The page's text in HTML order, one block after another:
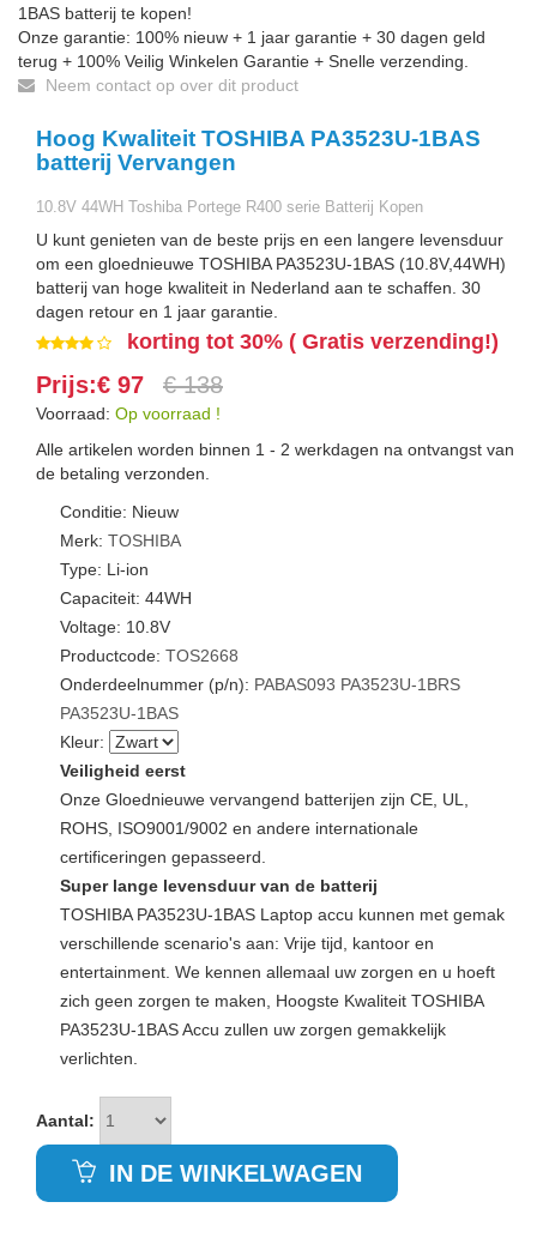
1BAS batterij te kopen!
Onze garantie: 100% nieuw + 1 jaar garantie + 30 dagen geld
terug + 100% Veilig Winkelen Garantie + Snelle verzending.
Neem contact op over dit product
Hoog Kwaliteit TOSHIBA PA3523U-1BAS
batterij Vervangen
10.8V 44WH Toshiba Portege R400 serie Batterij Kopen
U kunt genieten van de beste prijs en een langere levensduur
om een gloednieuwe TOSHIBA PA3523U-1BAS (10.8V,44WH)
batterij van hoge kwaliteit in Nederland aan te schaffen. 30
dagen retour en 1 jaar garantie.
korting tot 30% ( Gratis verzending!)
Prijs:€ 97 € 138
Voorraad: Op voorraad !
Alle artikelen worden binnen 1 - 2 werkdagen na ontvangst van
de betaling verzonden.
Conditie: Nieuw
Merk: TOSHIBA
Type: Li-ion
Capaciteit: 44WH
Voltage: 10.8V
Productcode: TOS2668
Onderdeelnummer (p/n): PABAS093 PA3523U-1BRS
PA3523U-1BAS
Kleur:
Veiligheid eerst
Onze Gloednieuwe vervangend batterijen zijn CE, UL,
ROHS, ISO9001/9002 en andere internationale
certificeringen gepasseerd.
Super lange levensduur van de batterij
TOSHIBA PA3523U-1BAS Laptop accu kunnen met gemak
verschillende scenario's aan: Vrije tijd, kantoor en
entertainment. We kennen allemaal uw zorgen en u hoeft
zich geen zorgen te maken, Hoogste Kwaliteit TOSHIBA
PA3523U-1BAS Accu zullen uw zorgen gemakkelijk
verlichten.
Aantal:
IN DE WINKELWAGEN